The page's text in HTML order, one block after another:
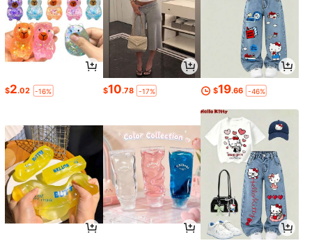
$2.02 -16% $10.78 -17% $19.66 -46%